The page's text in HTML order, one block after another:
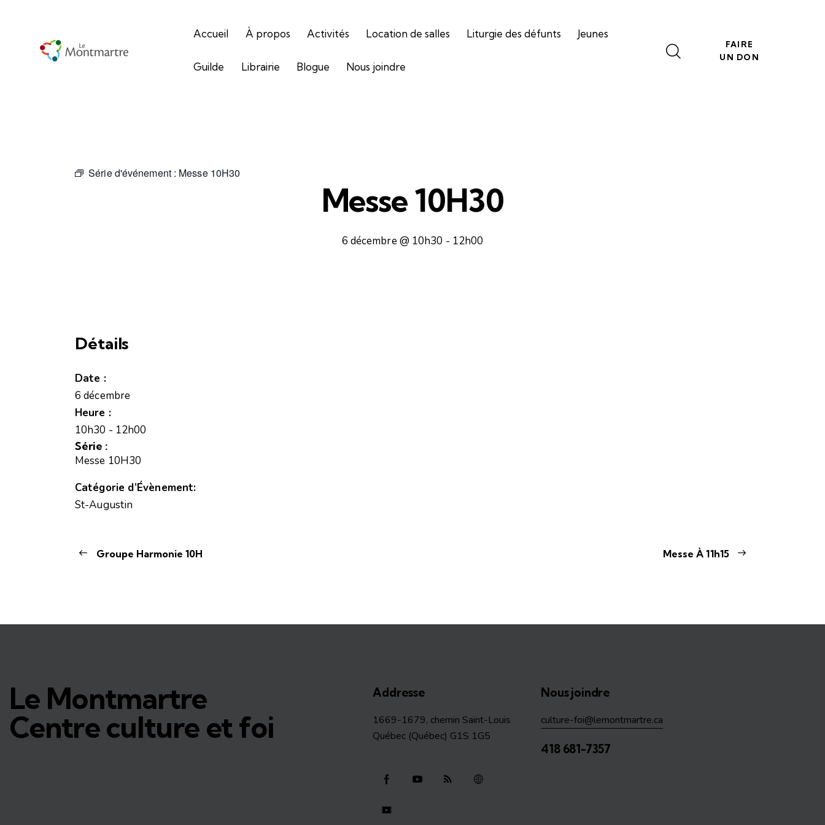
Accueil À propos Activités Location de salles Liturgie des défunts Jeunes
Guilde Librairie Blogue Nous joindre
FAIRE
UN DON
Série d'événement : Messe 10H30
Messe 10H30
6 décembre @ 10h30 - 12h00
Détails
Date :
6 décembre
Heure :
10h30 - 12h00
Série :
Messe 10H30
Catégorie d’Évènement:
St-Augustin
Groupe Harmonie 10H Messe À 11h15
Le Montmartre
Centre culture et foi
Addresse
1669-1679, chemin Saint-Louis
Québec (Québec) G1S 1G5
Nous joindre
culture-foi@lemontmartre.ca
418 681-7357